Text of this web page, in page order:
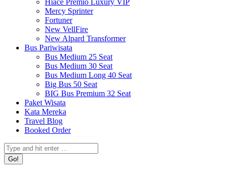
Hiace Premio Luxury VIP
Mercy Sprinter
Fortuner
New VellFire
New Alpard Transformer
Bus Pariwisata
Bus Medium 25 Seat
Bus Medium 30 Seat
Bus Medium Long 40 Seat
Big Bus 50 Seat
BIG Bus Premium 32 Seat
Paket Wisata
Kata Mereka
Travel Blog
Booked Order
Search: